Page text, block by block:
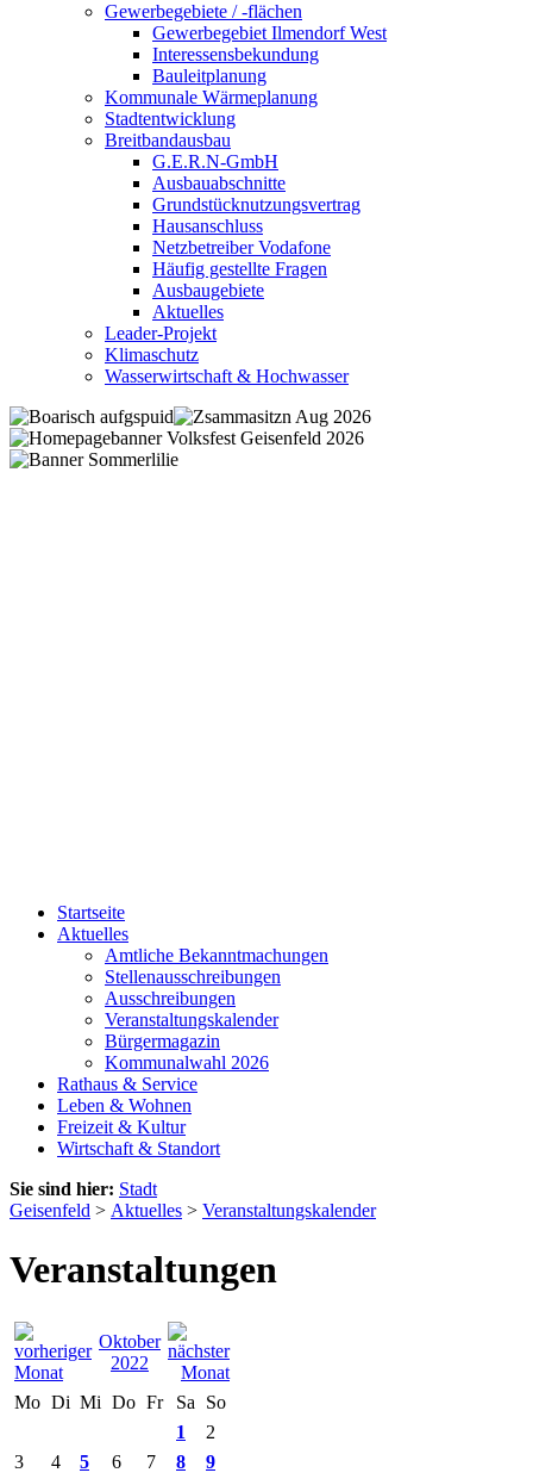
Gewerbegebiete / -flächen
Gewerbegebiet Ilmendorf West
Interessensbekundung
Bauleitplanung
Kommunale Wärmeplanung
Stadtentwicklung
Breitbandausbau
G.E.R.N-GmbH
Ausbauabschnitte
Grundstücknutzungsvertrag
Hausanschluss
Netzbetreiber Vodafone
Häufig gestellte Fragen
Ausbaugebiete
Aktuelles
Leader-Projekt
Klimaschutz
Wasserwirtschaft & Hochwasser
Startseite
Aktuelles
Amtliche Bekanntmachungen
Stellenausschreibungen
Ausschreibungen
Veranstaltungskalender
Bürgermagazin
Kommunalwahl 2026
Rathaus & Service
Leben & Wohnen
Freizeit & Kultur
Wirtschaft & Standort
Sie sind hier: Stadt
Geisenfeld > Aktuelles > Veranstaltungskalender
Veranstaltungen
Oktober
2022
Mo Di Mi Do Fr Sa
So
1
2
3
4 5 6 7 8
9